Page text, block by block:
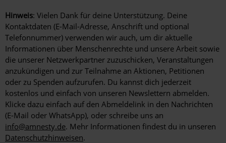
Hinweis: Vielen Dank für deine Unterstützung. Deine
Kontaktdaten (E-Mail-Adresse, Anschrift und optional
Telefonnummer) verwenden wir auch, um dir aktuelle
Informationen über Menschenrechte und unsere Arbeit sowie
die unserer Netzwerkpartner zuzuschicken, Veranstaltungen
anzukündigen und zur Teilnahme an Aktionen, Petitionen
oder zu Spenden aufzurufen. Du kannst dich jederzeit
kostenlos und einfach von unseren Newslettern abmelden.
Klicke dazu einfach auf den Abmeldelink in den Nachrichten
(E-Mail oder WhatsApp), oder schreibe uns an
info@amnesty.de. Mehr Informationen findest du in unseren
Datenschutzhinweisen.